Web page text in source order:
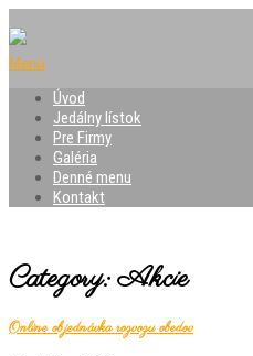
Menu
Úvod
Jedálny lístok
Pre Firmy
Galéria
Denné menu
Kontakt
Category: Akcie
Online objednávka rozvozu obedov